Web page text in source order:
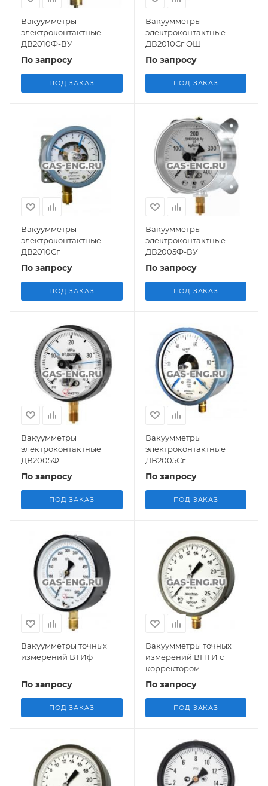
Вакуумметры
электроконтактные
ДВ2010Ф-ВУ
По запросу
ПОД ЗАКАЗ
Вакуумметры
электроконтактные
ДВ2010Сг ОШ
По запросу
ПОД ЗАКАЗ
Вакуумметры
электроконтактные
ДВ2010Сг
По запросу
ПОД ЗАКАЗ
Вакуумметры
электроконтактные
ДВ2005Ф-ВУ
По запросу
ПОД ЗАКАЗ
Вакуумметры
электроконтактные
ДВ2005Ф
По запросу
ПОД ЗАКАЗ
Вакуумметры
электроконтактные
ДВ2005Сг
По запросу
ПОД ЗАКАЗ
Вакуумметры точных
измерений ВТИф
По запросу
ПОД ЗАКАЗ
Вакуумметры точных
измерений ВПТИ с
корректором
По запросу
ПОД ЗАКАЗ